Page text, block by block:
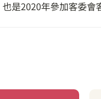
是2020年參加客委會